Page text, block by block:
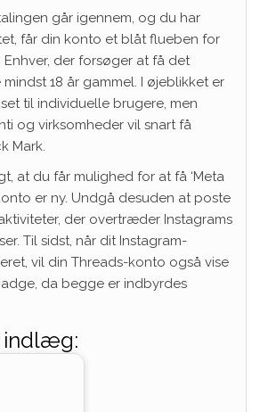
går igennem, og du har
får din konto et blåt flueben for
der forsøger at få det
18 år gammel. I øjeblikket er
til individuelle brugere, men
og virksomheder vil snart få
Mark.
at du får mulighed for at få ‘Meta
er ny. Undgå desuden at poste
der overtræder Instagrams
Til sidst, når dit Instagram-
vil din Threads-konto også vise
da begge er indbyrdes
indlæg: